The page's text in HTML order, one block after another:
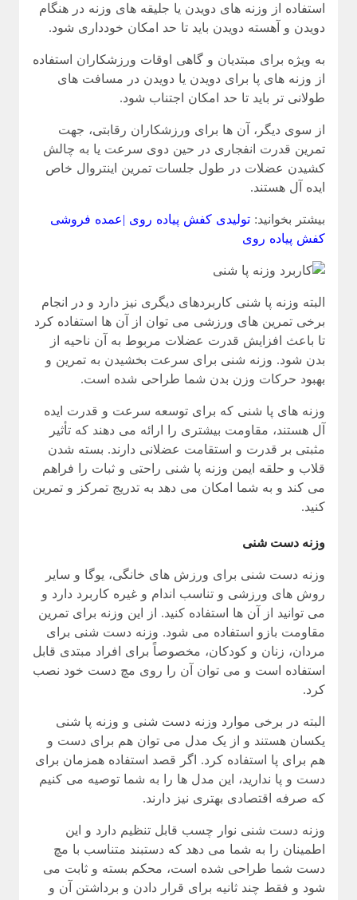
استفاده از وزنه های دویدن یا جلیقه های وزنه در هنگام
دویدن و آهسته دویدن باید تا حد امکان خودداری شود.
به ویژه برای مبتدیان و گاهی اوقات ورزشکاران استفاده
از وزنه های پا برای دویدن یا دویدن در مسافت های
طولانی تر باید تا حد امکان اجتناب شود.
از سوی دیگر، آن ها برای ورزشکاران رقابتی، جهت
تمرین قدرت انفجاری در حین دوی سرعت یا به چالش
کشیدن عضلات در طول جلسات تمرین اینتروال خاص
ایده آل هستند.
بیشتر بخوانید: تولیدی کفش پیاده روی |عمده فروشی
کفش پیاده روی
البته وزنه پا شنی کاربردهای دیگری نیز دارد و در انجام
برخی تمرین های ورزشی می توان از آن ها استفاده کرد
تا باعث افزایش قدرت عضلات مربوط به آن ناحیه از
بدن شود. وزنه شنى برای سرعت بخشیدن به تمرین و
بهبود حرکات وزن بدن شما طراحی شده است.
وزنه های پا شنی که برای توسعه سرعت و قدرت ایده
آل هستند، مقاومت بیشتری را ارائه می دهند که تأثیر
مثبتی بر قدرت و استقامت عضلانی دارند. بسته شدن
قلاب و حلقه ایمن وزنه پا شنی راحتی و ثبات را فراهم
می کند و به شما امکان می دهد به تدریج تمرکز و تمرین
کنید.
وزنه دست شنی
وزنه دست شنی برای ورزش های خانگی، یوگا و سایر
روش های ورزشی و تناسب اندام و غیره کاربرد دارد و
می توانید از آن ها استفاده کنید. از اين وزنه برای تمرین
مقاومت بازو استفاده می شود. وزنه دست شنی برای
مردان، زنان و کودکان، مخصوصاً برای افراد مبتدی قابل
استفاده است و می توان آن را روی مچ دست خود نصب
کرد.
البته در برخی موارد وزنه دست شنی و وزنه پا شنی
یکسان هستند و از یک مدل می توان هم برای دست و
هم برای پا استفاده کرد. اگر قصد استفاده همزمان برای
دست و پا ندارید، این مدل ها را به شما توصیه می کنیم
که صرفه اقتصادی بهتری نیز دارند.
وزنه دست شنی نوار چسب قابل تنظیم دارد و این
اطمینان را به شما می دهد که دستبند متناسب با مچ
دست شما طراحی شده است، محکم بسته و ثابت می
شود و فقط چند ثانیه برای قرار دادن و برداشتن آن و